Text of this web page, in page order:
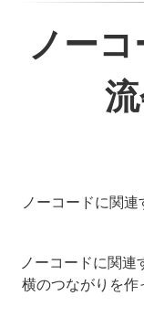
ノー
ノーコードに関
ノーコードに関連
横のつながりを作